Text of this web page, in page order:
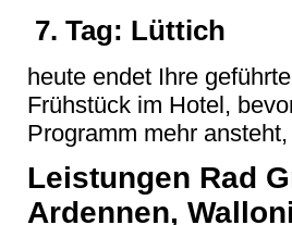
7. Tag: Lüttich
heute endet Ihre geführte
Frühstück im Hotel,
Programm mehr
Leistungen Rad
Ardennen,